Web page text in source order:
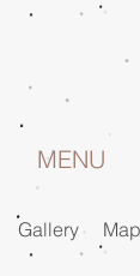
MENU
Gallery